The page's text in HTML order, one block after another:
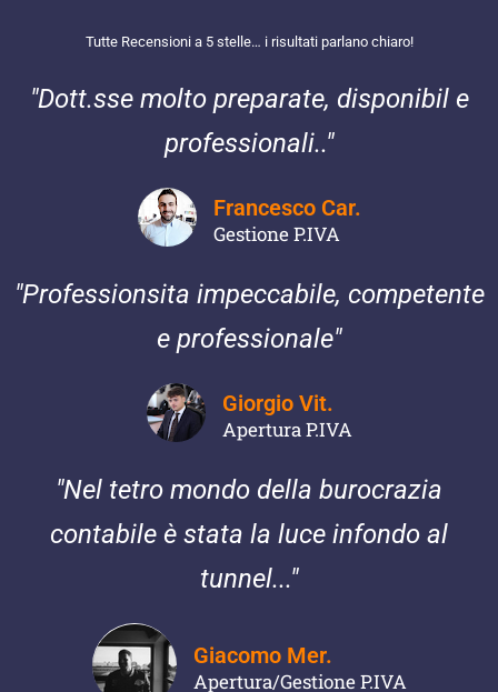
Tutte Recensioni a 5 stelle… i risultati parlano chiaro!
"Dott.sse molto preparate, disponibil e
professionali.."
Francesco Car.
Gestione P.IVA
"Professionsita impeccabile, competente
e professionale"
Giorgio Vit.
Apertura P.IVA
"Nel tetro mondo della burocrazia
contabile è stata la luce infondo al
tunnel..."
Giacomo Mer.
Apertura/Gestione P.IVA